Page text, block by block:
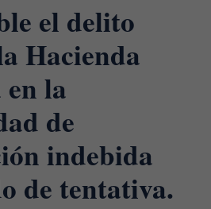
el delito
Hacienda
la
de
indebida
de tentativa.